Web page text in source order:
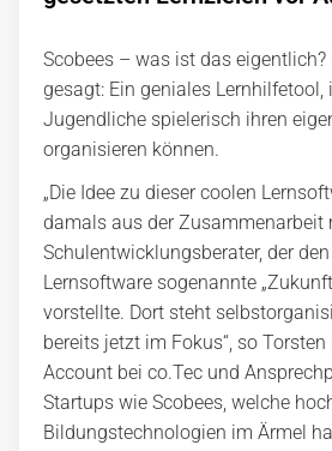
Scobees – was ist das eigentlich?
gesagt: Ein geniales Lernhilfetool,
Jugendliche spielerisch ihren
organisieren können.
„Die Idee zu dieser coolen
damals aus der Zusammenarbeit
Schulentwicklungsberater, der
Lernsoftware sogenannte
vorstellte. Dort steht
bereits jetzt im Fokus“, so Torsten
Account bei co.Tec und
Startups wie Scobees, welche
Bildungstechnologien im Ärmel